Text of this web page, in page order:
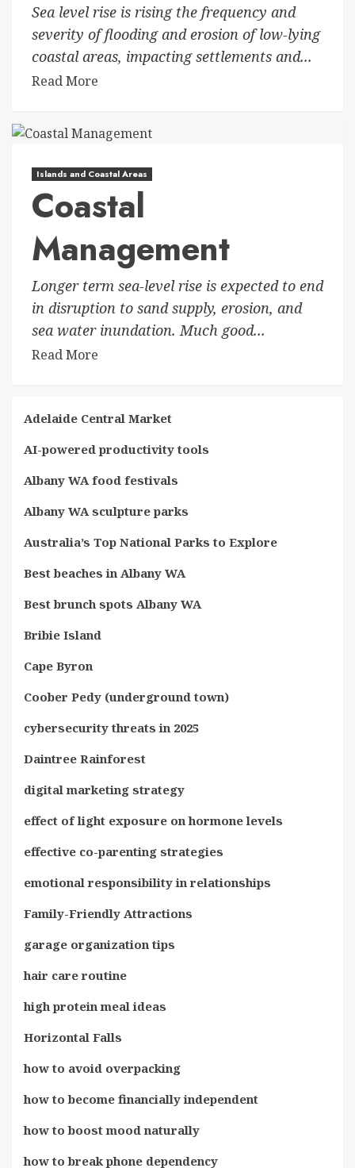
Sea level rise is rising the frequency and
severity of flooding and erosion of low-lying
coastal areas, impacting settlements and...
Read More
Islands and Coastal Areas
Coastal
Management
Longer term sea-level rise is expected to end
in disruption to sand supply, erosion, and
sea water inundation. Much good...
Read More
Adelaide Central Market
AI-powered productivity tools
Albany WA food festivals
Albany WA sculpture parks
Australia’s Top National Parks to Explore
Best beaches in Albany WA
Best brunch spots Albany WA
Bribie Island
Cape Byron
Coober Pedy (underground town)
cybersecurity threats in 2025
Daintree Rainforest
digital marketing strategy
effect of light exposure on hormone levels
effective co-parenting strategies
emotional responsibility in relationships
Family-Friendly Attractions
garage organization tips
hair care routine
high protein meal ideas
Horizontal Falls
how to avoid overpacking
how to become financially independent
how to boost mood naturally
how to break phone dependency